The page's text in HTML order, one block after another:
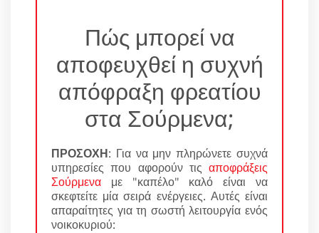
Πώς μπορεί να
αποφευχθεί η συχνή
απόφραξη φρεατίου
στα Σούρμενα;
ΠΡΟΣΟΧΗ: Για να μην πληρώνετε συχνά
υπηρεσίες που αφορούν τις αποφράξεις
Σούρμενα με "καπέλο" καλό είναι να
σκεφτείτε μία σειρά ενέργειες. Αυτές είναι
απαραίτητες για τη σωστή λειτουργία ενός
νοικοκυριού: